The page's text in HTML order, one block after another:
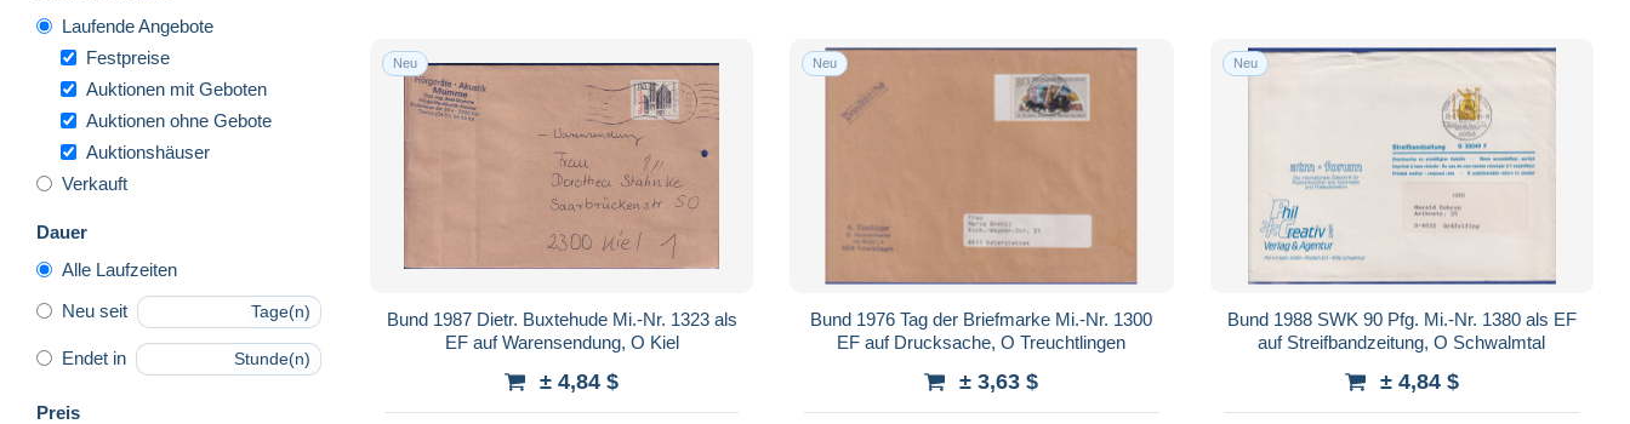
Laufende Angebote
Festpreise
Auktionen mit Geboten
Auktionen ohne Gebote
Auktionshäuser
Verkauft
Dauer
Alle Laufzeiten
Neu seit Tage(n)
Endet in Stunde(n)
Preis
Neu
Bund 1987 Dietr. Buxtehude Mi.-Nr. 1323 als
EF auf Warensendung, O Kiel
± 4,84 $
Neu
Bund 1976 Tag der Briefmarke Mi.-Nr. 1300
EF auf Drucksache, O Treuchtlingen
± 3,63 $
Neu
Bund 1988 SWK 90 Pfg. Mi.-Nr. 1380 als EF
auf Streifbandzeitung, O Schwalmtal
± 4,84 $